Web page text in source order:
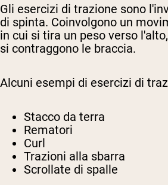
Gli esercizi di trazione sono
di spinta. Coinvolgono un
in cui si tira un peso verso
si contraggono le braccia.
Alcuni esempi di esercizi di
Stacco da terra
Rematori
Curl
Trazioni alla sbarra
Scrollate di spalle